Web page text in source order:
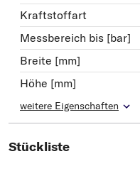
Kraftstoffart
Messbereich bis [bar]
Breite [mm]
Höhe [mm]
weitere Eigenschaften
Stückliste